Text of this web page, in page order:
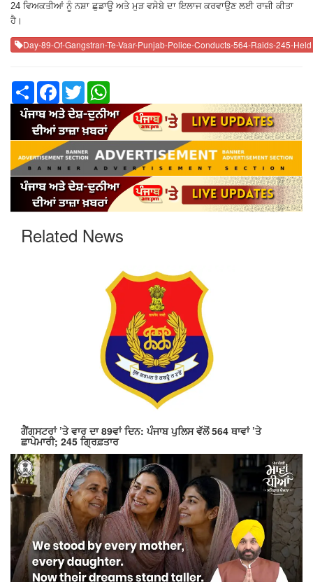
24 ਵਿਅਕਤੀਆਂ ਨੂੰ ਨਸ਼ਾ ਛੁਡਾਊ ਅਤੇ ਮੁੜ ਵਸੇਬੇ ਦਾ ਇਲਾਜ ਕਰਵਾਉਣ ਲਈ ਰਾਜ਼ੀ ਕੀਤਾ
ਹੈ।
Day-89-Of-Gangstran-Te-Vaar-Punjab-Police-Conducts-564-Raids-245-Held
Share Facebook
Twitter
Related News
ਗੈਂਗਸਟਰਾਂ ’ਤੇ ਵਾਰ ਦਾ 89ਵਾਂ ਦਿਨ: ਪੰਜਾਬ ਪੁਲਿਸ ਵੱਲੋਂ 564 ਥਾਵਾਂ ’ਤੇ
ਛਾਪੇਮਾਰੀ; 245 ਗ੍ਰਿਫ਼ਤਾਰ